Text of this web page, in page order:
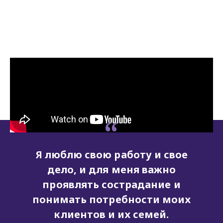
Наличие пенсионных выплат
превращает надомное
обслуживание из подработки в
настоящую карьеру.